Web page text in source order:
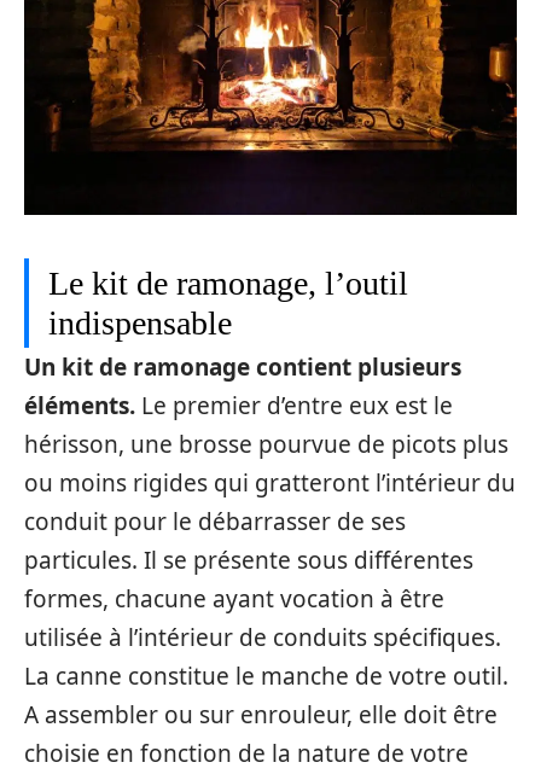
Le kit de ramonage, l’outil
indispensable
Un kit de ramonage contient plusieurs
éléments. Le premier d’entre eux est le
hérisson, une brosse pourvue de picots plus
ou moins rigides qui gratteront l’intérieur du
conduit pour le débarrasser de ses
particules. Il se présente sous différentes
formes, chacune ayant vocation à être
utilisée à l’intérieur de conduits spécifiques.
La canne constitue le manche de votre outil.
A assembler ou sur enrouleur, elle doit être
choisie en fonction de la nature de votre